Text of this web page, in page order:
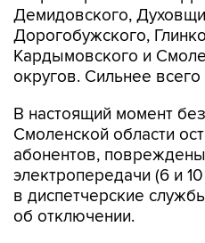
Демидовского,
Дорогобужского,
Кардымовского и
округов. Сильнее
В настоящий момент
Смоленской области
абонентов,
электропередачи (6 и
в диспетчерские
об отключении.